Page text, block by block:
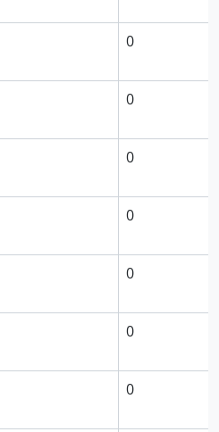
0
0
0
0
0
0
0